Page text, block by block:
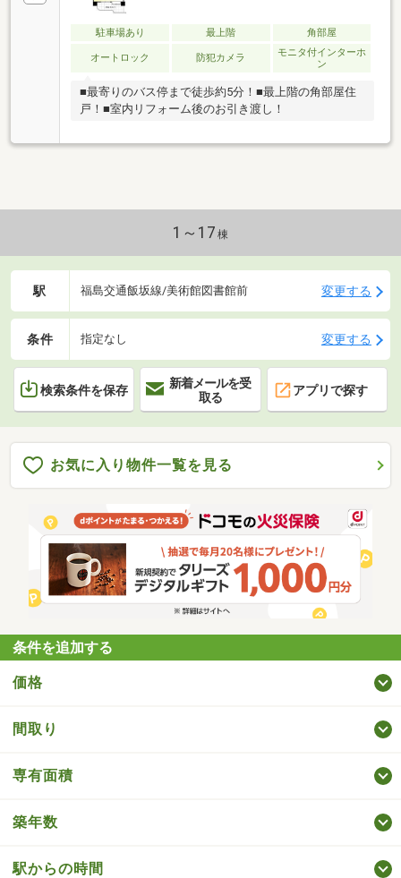
駐車場あり 最上階 角部屋
オートロック 防犯カメラ
モニタ付インターホ
ン
■最寄りのバス停まで徒歩約5分！■最上階の角部屋住
戸！■室内リフォーム後のお引き渡し！
1～17 棟
駅 福島交通飯坂線/美術館図書館前 変更する
条件 指定なし 変更する
検索条件を保存
新着メールを受
取る
アプリで探す
お気に入り物件一覧を見る
条件を追加する
価格
間取り
専有面積
築年数
駅からの時間